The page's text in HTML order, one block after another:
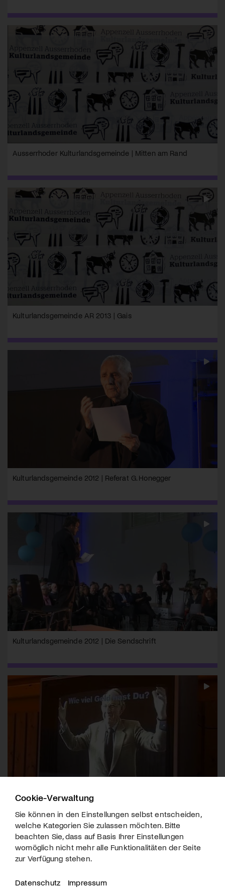
Ausserrhoder Kulturlandsgemeinde | Mitten am Rand
Kulturlandsgemeinde AR 2013 | Gais
Kulturlandsgemeinde 2012 | Referat G. Honegger
Kulturlandsgemeinde 2012 | Die Sendschrift
Kulturpolitik | Kulturlandsgemeinde
Cookie-Verwaltung
Sie können in den Einstellungen selbst entscheiden,
welche Kategorien Sie zulassen möchten. Bitte
beachten Sie, dass auf Basis Ihrer Einstellungen
womöglich nicht mehr alle Funktionalitäten der Seite
zur Verfügung stehen.
Datenschutz Impressum